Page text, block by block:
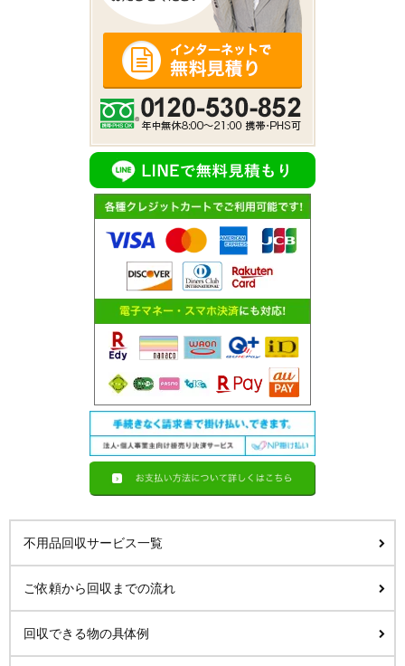
不用品回収サービス一覧
ご依頼から回収までの流れ
回収できる物の具体例